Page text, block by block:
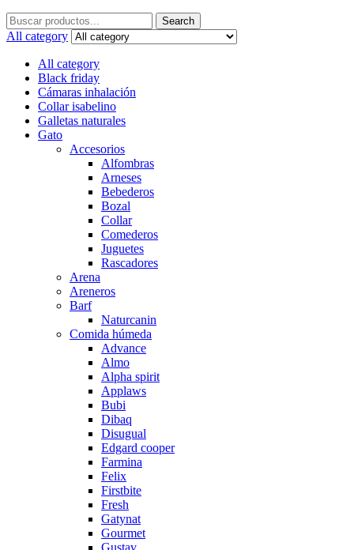
Search
for:
Search
All category
All category
Black friday
Cámaras inhalación
Collar isabelino
Galletas naturales
Gato
Accesorios
Alfombras
Arneses
Bebederos
Bozal
Collar
Comederos
Juguetes
Rascadores
Arena
Areneros
Barf
Naturcanin
Comida húmeda
Advance
Almo
Alpha spirit
Applaws
Bubi
Dibaq
Disugual
Edgard cooper
Farmina
Felix
Firstbite
Fresh
Gatynat
Gourmet
Gustav